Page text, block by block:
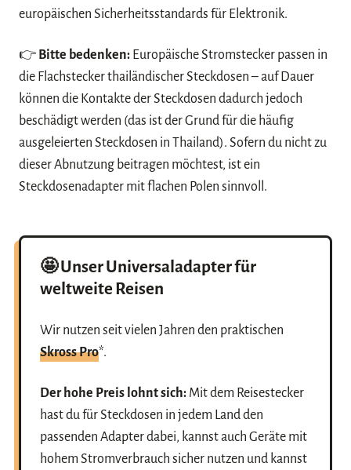
europäischen Sicherheitsstandards für Elektronik.
👉 Bitte bedenken: Europäische Stromstecker passen in
die Flachstecker thailändischer Steckdosen – auf Dauer
können die Kontakte der Steckdosen dadurch jedoch
beschädigt werden (das ist der Grund für die häufig
ausgeleierten Steckdosen in Thailand). Sofern du nicht zu
dieser Abnutzung beitragen möchtest, ist ein
Steckdosenadapter mit flachen Polen sinnvoll.
🤩 Unser Universaladapter für
weltweite Reisen
Wir nutzen seit vielen Jahren den praktischen
Skross Pro*.
Der hohe Preis lohnt sich: Mit dem Reisestecker
hast du für Steckdosen in jedem Land den
passenden Adapter dabei, kannst auch Geräte mit
hohem Stromverbrauch sicher nutzen und kannst